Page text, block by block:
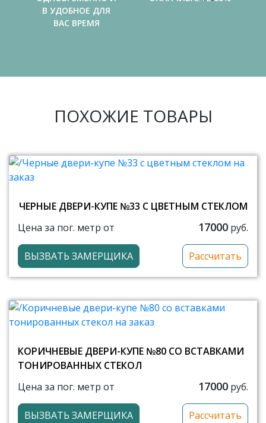
В УДОБНОЕ ДЛЯ
ВАС ВРЕМЯ
ПОХОЖИЕ ТОВАРЫ
ЧЕРНЫЕ ДВЕРИ-КУПЕ №33 С ЦВЕТНЫМ СТЕКЛОМ
Цена за пог. метр от
17000 руб.
ВЫЗВАТЬ ЗАМЕРЩИКА Рассчитать
КОРИЧНЕВЫЕ ДВЕРИ-КУПЕ №80 СО ВСТАВКАМИ
ТОНИРОВАННЫХ СТЕКОЛ
Цена за пог. метр от
17000 руб.
ВЫЗВАТЬ ЗАМЕРЩИКА Рассчитать